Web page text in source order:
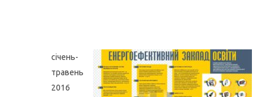
січень-
травень
2016